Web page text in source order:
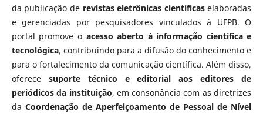
da publicação de revistas eletrônicas científicaselaboradas
e gerenciadas por pesquisadores vinculados à UFPB. O
portal promove o acesso aberto à informação científica e
tecnológica, contribuindo para a difusão do conhecimento e
para o fortalecimento da comunicação científica. Além disso,
oferece suporte técnico e editorial aos editores de
periódicos da instituição, em consonância com as diretrizes
da Coordenação de Aperfeiçoamento de Pessoal de Nível